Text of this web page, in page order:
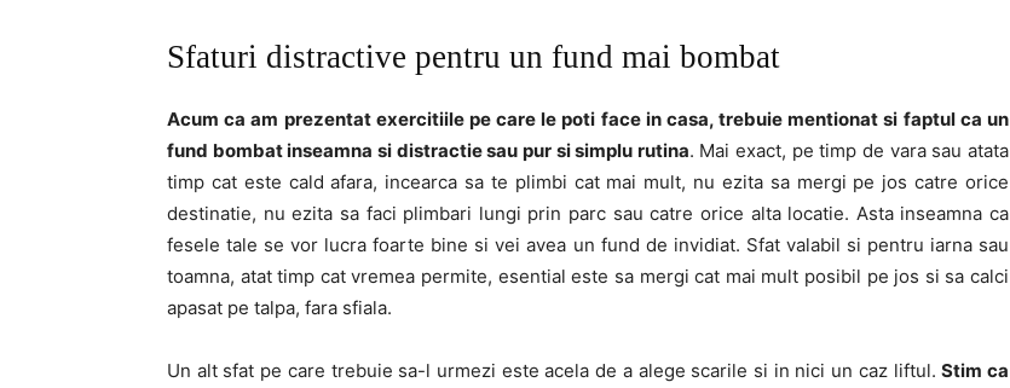
Sfaturi distractive pentru un fund mai bombat
Acum ca am prezentat exercitiile pe care le poti face in casa, trebuie mentionat si faptul ca un
fund bombat inseamna si distractie sau pur si simplu rutina. Mai exact, pe timp de vara sau atata
timp cat este cald afara, incearca sa te plimbi cat mai mult, nu ezita sa mergi pe jos catre orice
destinatie, nu ezita sa faci plimbari lungi prin parc sau catre orice alta locatie. Asta inseamna ca
fesele tale se vor lucra foarte bine si vei avea un fund de invidiat. Sfat valabil si pentru iarna sau
toamna, atat timp cat vremea permite, esential este sa mergi cat mai mult posibil pe jos si sa calci
apasat pe talpa, fara sfiala.
Un alt sfat pe care trebuie sa-l urmezi este acela de a alege scarile si in nici un caz liftul.Stim ca